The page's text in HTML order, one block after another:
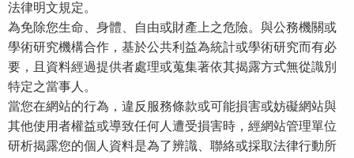
法律明文規定。
為免除您生命、身體、自由或財產上之危險。與公務機關或
學術研究機構合作，基於公共利益為統計或學術研究而有必
要，且資料經過提供者處理或蒐集著依其揭露方式無從識別
特定之當事人。
當您在網站的行為，違反服務條款或可能損害或妨礙網站與
其他使用者權益或導致任何人遭受損害時，經網站管理單位
研析揭露您的個人資料是為了辨識、聯絡或採取法律行動所